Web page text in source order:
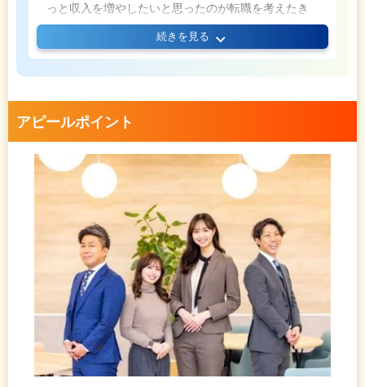
っと収入を増やしたいと思ったのが転職を考えたき
っかけです。トップに入社したのは、もともと知っ
ている会社で良いイメージを抱いていたから。実は
前職時代に電話の取り付け工事などを行っており、
トップの仕事にも携わったことがあったんです。当
選びました。
続きを見る
アピールポイント